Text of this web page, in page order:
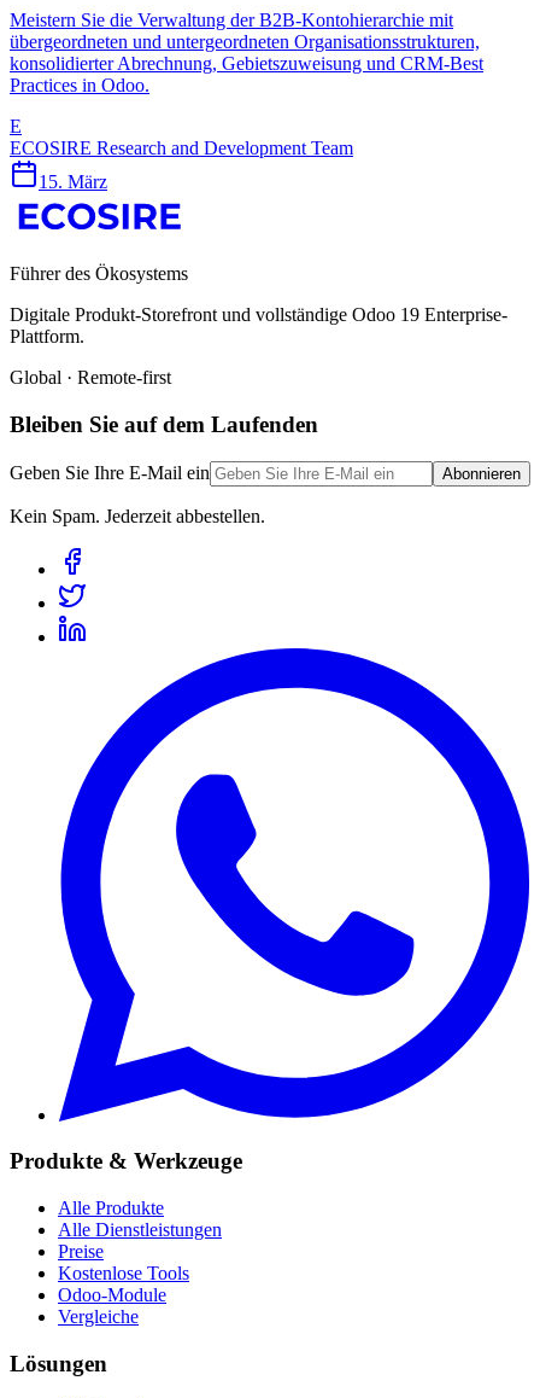
Meistern Sie die Verwaltung der B2B-Kontohierarchie mit
übergeordneten und untergeordneten Organisationsstrukturen,
konsolidierter Abrechnung, Gebietszuweisung und CRM-Best
Practices in Odoo.
E
ECOSIRE Research and Development Team
15. März
Führer des Ökosystems
Digitale Produkt-Storefront und vollständige Odoo 19 Enterprise-
Plattform.
Global · Remote-first
Bleiben Sie auf dem Laufenden
Geben Sie Ihre E-Mail ein Abonnieren
Kein Spam. Jederzeit abbestellen.
Produkte & Werkzeuge
Alle Produkte
Alle Dienstleistungen
Preise
Kostenlose Tools
Odoo-Module
Vergleiche
Lösungen